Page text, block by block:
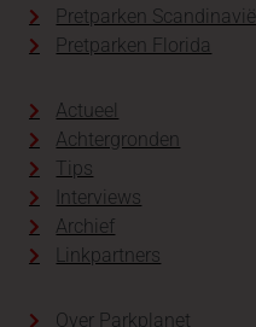
Pretparken Scandinavië
Pretparken Florida
Actueel
Achtergronden
Tips
Interviews
Archief
Linkpartners
Over Parkplanet